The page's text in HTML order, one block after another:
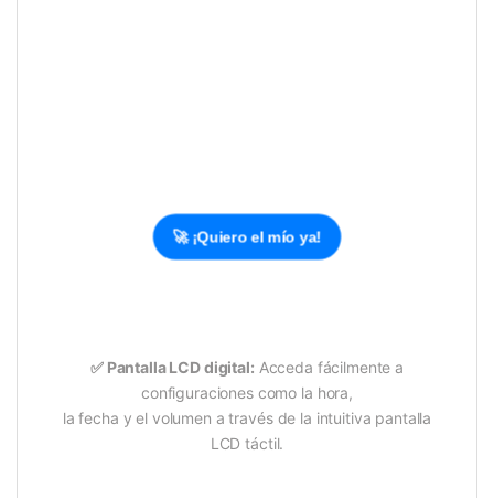
🚀 ¡Quiero el mío ya!
✅ Pantalla LCD digital: Acceda fácilmente a
configuraciones como la hora,
la fecha y el volumen a través de la intuitiva pantalla
LCD táctil.